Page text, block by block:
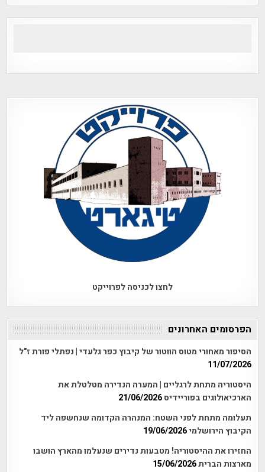
לחצו לכניסה לפרוייקט
הפרסומים האחרונים
הסיפור מאחורי מטוס הווטור של קיבוץ כפר גלעדי | נפתלי פורת ז"ל
11/07/2026
היסטוריה מתחת לרגליים | המערה הנדירה מטלטלת את
הארכיאולוגים בפוריידיס21/06/2026
תעלומה מתחת לפני השטח: המנהרה הקדומה שנחשפה ליד
הקיבוץ הירושלמי19/06/2026
החזירו את ההיסטוריה! מטבעות נדירים שנעלמו מהארץ הושבו
מארצות הברית15/06/2026